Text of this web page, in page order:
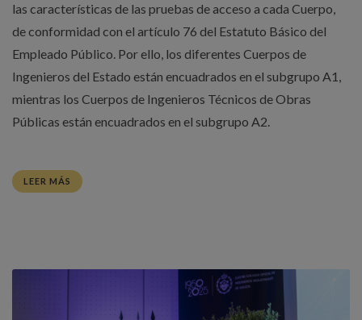
las características de las pruebas de acceso a cada Cuerpo,
de conformidad con el artículo 76 del Estatuto Básico del
Empleado Público. Por ello, los diferentes Cuerpos de
Ingenieros del Estado están encuadrados en el subgrupo A1,
mientras los Cuerpos de Ingenieros Técnicos de Obras
Públicas están encuadrados en el subgrupo A2.
LEER MÁS